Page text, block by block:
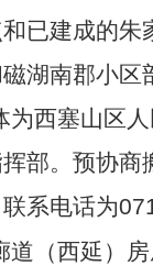
已建成的
湖南郡小
为西塞山区
部。预协商
联系电话为
道（西延）